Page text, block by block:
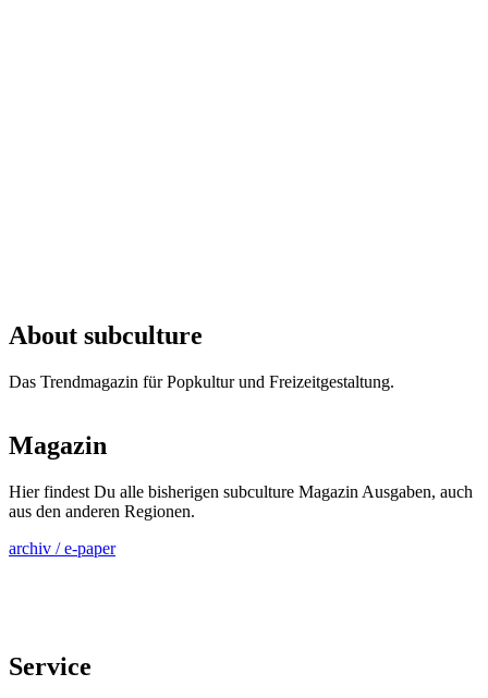
About subculture
Das Trendmagazin für Popkultur und Freizeitgestaltung.
Magazin
Hier findest Du alle bisherigen subculture Magazin Ausgaben, auch
aus den anderen Regionen.
archiv / e-paper
Service